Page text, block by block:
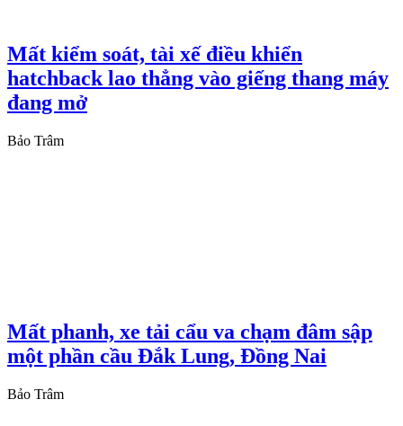
Mất kiểm soát, tài xế điều khiển
hatchback lao thẳng vào giếng thang máy
đang mở
Bảo Trâm
Mất phanh, xe tải cẩu va chạm đâm sập
một phần cầu Đắk Lung, Đồng Nai
Bảo Trâm